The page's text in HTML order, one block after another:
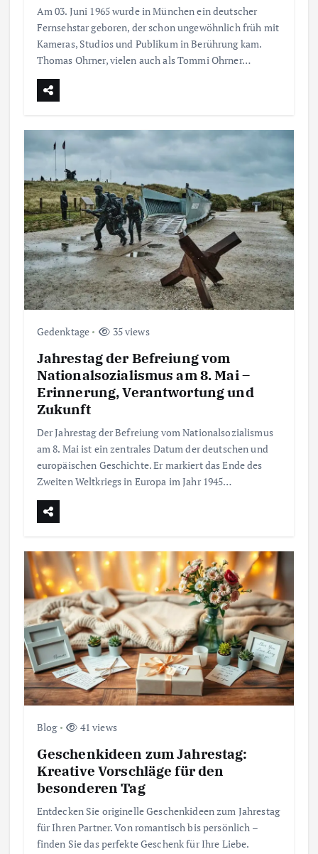
Am 03. Juni 1965 wurde in München ein deutscher
Fernsehstar geboren, der schon ungewöhnlich früh mit
Kameras, Studios und Publikum in Berührung kam.
Thomas Ohrner, vielen auch als Tommi Ohrner…
Gedenktage 35 views
Jahrestag der Befreiung vom
Nationalsozialismus am 8. Mai –
Erinnerung, Verantwortung und
Zukunft
Der Jahrestag der Befreiung vom Nationalsozialismus
am 8. Mai ist ein zentrales Datum der deutschen und
europäischen Geschichte. Er markiert das Ende des
Zweiten Weltkriegs in Europa im Jahr 1945…
Blog 41 views
Geschenkideen zum Jahrestag:
Kreative Vorschläge für den
besonderen Tag
Entdecken Sie originelle Geschenkideen zum Jahrestag
für Ihren Partner. Von romantisch bis persönlich –
finden Sie das perfekte Geschenk für Ihre Liebe.